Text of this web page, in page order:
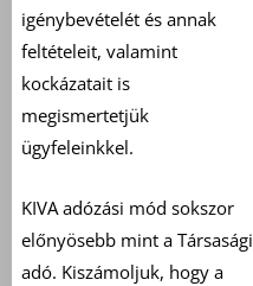
igénybevételét és annak
feltételeit, valamint
kockázatait is
megismertetjük
ügyfeleinkkel.
KIVA adózási mód sokszor
előnyösebb mint a Társasági
adó. Kiszámoljuk, hogy a